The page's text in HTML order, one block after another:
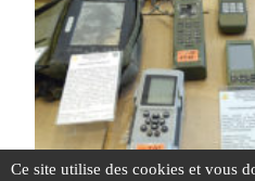
Ce site utilise des cookies et vous